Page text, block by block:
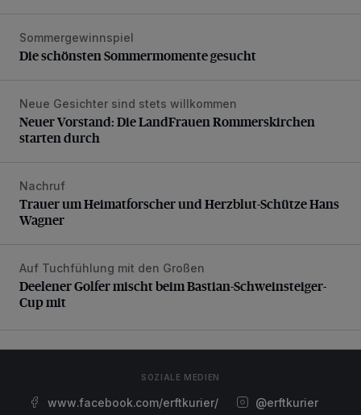
Die schönsten Sommermomente gesucht
Sommergewinnspiel
Die schönsten Sommermomente gesucht
Neuer Vorstand: Die LandFrauen Rommerskirchen starten
Neue Gesichter sind stets willkommen
Neuer Vorstand: Die LandFrauen Rommerskirchen
starten durch
Trauer um Heimatforscher und Herzblut-Schütze Hans
Nachruf
Trauer um Heimatforscher und Herzblut-Schütze Hans
Wagner
Deelener Golfer mischt beim Bastian-Schweinsteiger-
Auf Tuchfühlung mit den Großen
Deelener Golfer mischt beim Bastian-Schweinsteiger-
Cup mit
SOZIALE MEDIEN
www.facebook.com/erftkurier/ @erftkurier